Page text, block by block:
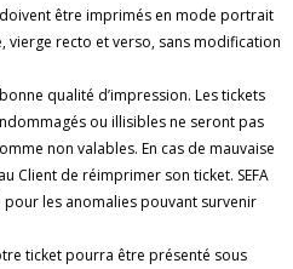
être imprimés en mode portrait
vierge recto et verso, sans modification
qualité d’impression. Les tickets
ou illisibles ne seront pas
non valables. En cas de mauvaise
Client de réimprimer son ticket. SEFA
pour les anomalies pouvant survenir
ticket pourra être présenté sous